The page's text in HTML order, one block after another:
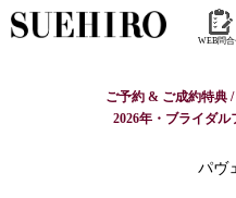
WEB問
ご予約 & ご成約特典
2026年・ブライダ
パヴ